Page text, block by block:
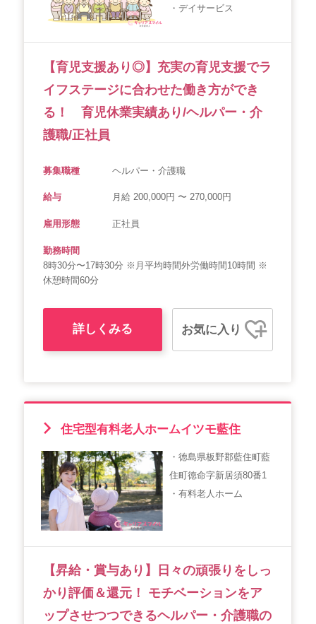
・デイサービス
【育児支援あり◎】充実の育児支援でラ
イフステージに合わせた働き方ができ
る！ 育児休業実績あり/ヘルパー・介
護職/正社員
募集職種 ヘルパー・介護職
給与 月給 200,000円 〜 270,000円
雇用形態 正社員
勤務時間
8時30分〜17時30分 ※月平均時間外労働時間10時間 ※
休憩時間60分
詳しくみる お気に入り
住宅型有料老人ホームイツモ藍住
・徳島県板野郡藍住町藍
住町徳命字新居須80番1
・有料老人ホーム
【昇給・賞与あり】日々の頑張りをしっ
かり評価＆還元！ モチベーションをア
ップさせつつできるヘルパー・介護職の